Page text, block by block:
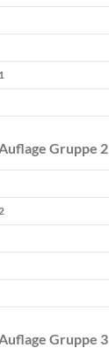
Gruppe 2
Gruppe 3